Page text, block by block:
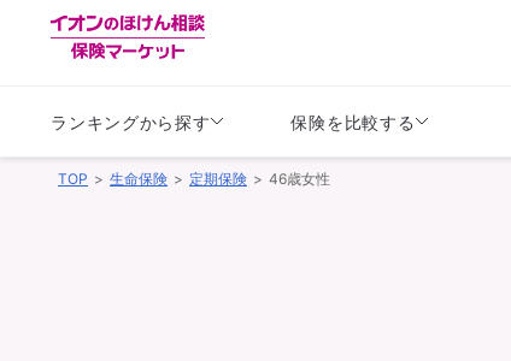
ランキングから探す 保険を比較する
TOP 生命保険 定期保険 46歳女性